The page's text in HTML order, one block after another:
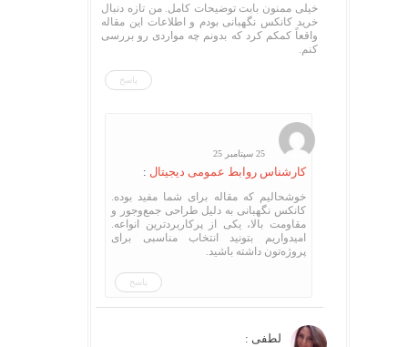
خیلی ممنون بابت توضیحات کامل. من تازه دنبال
خرید کانکس نگهبانی بودم و اطلاعات این مقاله
واقعاً کمکم کرد که بدونم چه مواردی رو بررسی
کنم.
پاسخ
کارشناس روابط عمومی دیجیتال :
25 سپتامبر 25
خوشحالیم که مقاله برای شما مفید بوده.
کانکس نگهبانی به دلیل طراحی جمع‌وجور و
مقاومت بالا، یکی از پرکاربردترین انواعه.
امیدواریم بتونید انتخاب مناسبی برای
پروژه‌تون داشته باشید.
پاسخ
لطفی :